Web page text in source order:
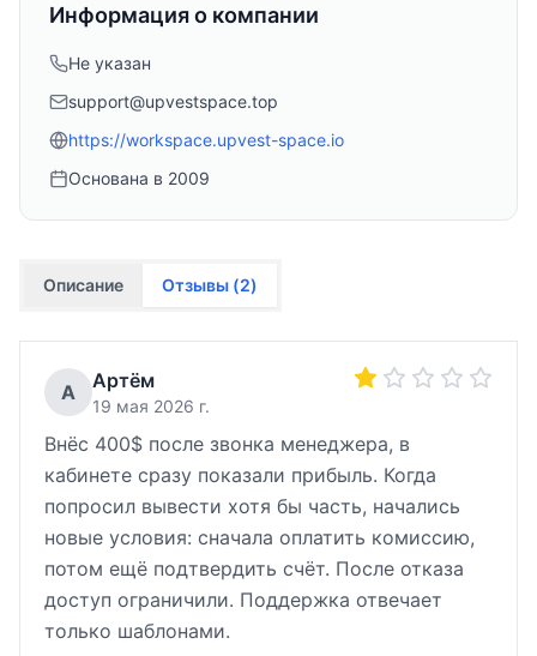
Информация о компании
Не указан
support@upvestspace.top
https://workspace.upvest-space.io
Основана в 2009
Описание Отзывы (2)
А Артём
19 мая 2026 г.
Внёс 400$ после звонка менеджера, в
кабинете сразу показали прибыль. Когда
попросил вывести хотя бы часть, начались
новые условия: сначала оплатить комиссию,
потом ещё подтвердить счёт. После отказа
доступ ограничили. Поддержка отвечает
только шаблонами.